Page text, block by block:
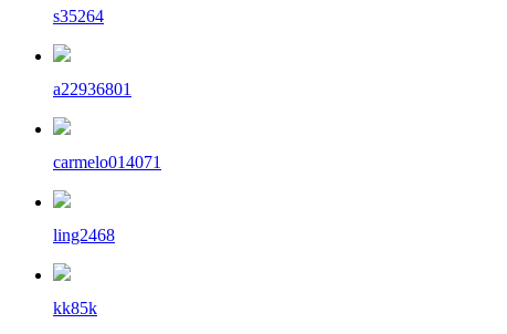
s35264
a22936801
carmelo014071
ling2468
kk85k